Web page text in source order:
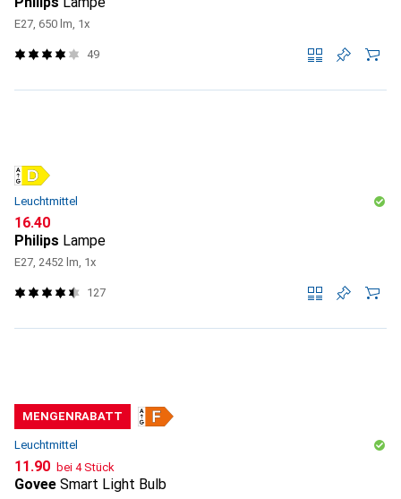
E27, 650 lm, 1x
49
Leuchtmittel
CHF
16.40
Philips Lampe
E27, 2452 lm, 1x
127
MENGENRABATT
Leuchtmittel
CHF
11.90 bei 4 Stück
Govee Smart Light Bulb